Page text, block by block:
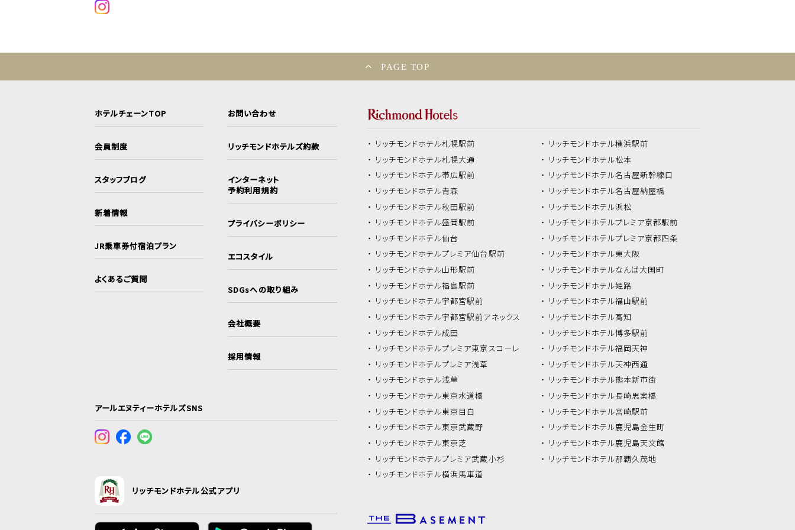
PAGE TOP
ホテルチェーンTOP
会員制度
スタッフブログ
新着情報
JR乗車券付宿泊プラン
よくあるご質問
お問い合わせ
リッチモンドホテルズ約款
インターネット
予約利用規約
プライバシーポリシー
エコスタイル
SDGsへの取り組み
会社概要
採用情報
アールエヌティーホテルズSNS
リッチモンドホテル公式アプリ
リッチモンドホテル札幌駅前
リッチモンドホテル札幌大通
リッチモンドホテル帯広駅前
リッチモンドホテル青森
リッチモンドホテル秋田駅前
リッチモンドホテル盛岡駅前
リッチモンドホテル仙台
リッチモンドホテルプレミア仙台駅前
リッチモンドホテル山形駅前
リッチモンドホテル福島駅前
リッチモンドホテル宇都宮駅前
リッチモンドホテル宇都宮駅前アネックス
リッチモンドホテル成田
リッチモンドホテルプレミア東京スコーレ
リッチモンドホテルプレミア浅草
リッチモンドホテル浅草
リッチモンドホテル東京水道橋
リッチモンドホテル東京目白
リッチモンドホテル東京武蔵野
リッチモンドホテル東京芝
リッチモンドホテルプレミア武蔵小杉
リッチモンドホテル横浜馬車道
リッチモンドホテル横浜駅前
リッチモンドホテル松本
リッチモンドホテル名古屋新幹線口
リッチモンドホテル名古屋納屋橋
リッチモンドホテル浜松
リッチモンドホテルプレミア京都駅前
リッチモンドホテルプレミア京都四条
リッチモンドホテル東大阪
リッチモンドホテルなんば大国町
リッチモンドホテル姫路
リッチモンドホテル福山駅前
リッチモンドホテル高知
リッチモンドホテル博多駅前
リッチモンドホテル福岡天神
リッチモンドホテル天神西通
リッチモンドホテル熊本新市街
リッチモンドホテル長崎思案橋
リッチモンドホテル宮崎駅前
リッチモンドホテル鹿児島金生町
リッチモンドホテル鹿児島天文館
リッチモンドホテル那覇久茂地